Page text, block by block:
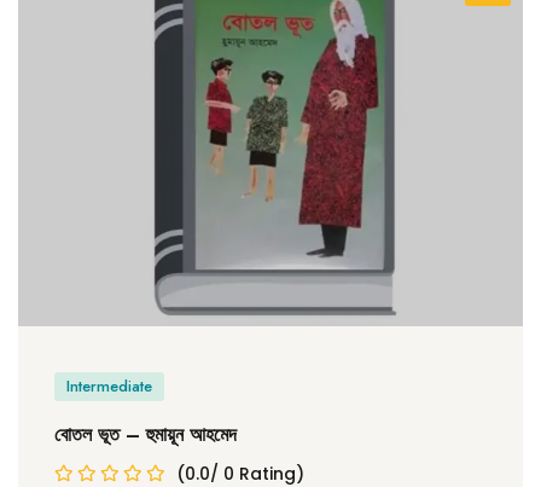
Intermediate
বোতল ভূত – হুমায়ূন আহমেদ
(0.0/ 0 Rating)